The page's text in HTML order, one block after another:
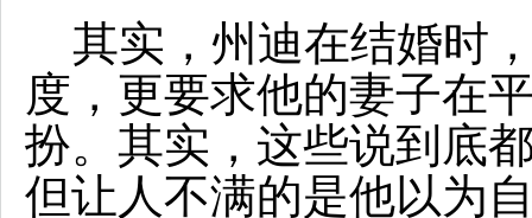
其实，州迪在结婚时
度，更要求他的妻子在
扮。其实，这些说到底
但让人不满的是他以为